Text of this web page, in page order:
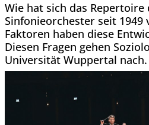
Wie hat sich das Repertoire
Sinfonieorchester seit 1949
Faktoren haben diese
Diesen Fragen gehen
Universität Wuppertal nach.